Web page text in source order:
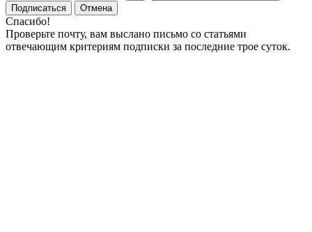
Подписаться
Отмена
Спасибо!
Проверьте почту, вам выслано письмо со статьями
отвечающим критериям подписки за последние трое суток.